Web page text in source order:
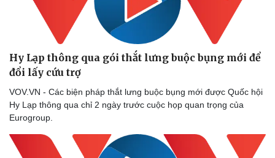
Hy Lạp thông qua gói thắt lưng buộc bụng mới để
đổi lấy cứu trợ
VOV.VN - Các biện pháp thắt lưng buộc bụng mới được Quốc hội
Hy Lạp thông qua chỉ 2 ngày trước cuộc họp quan trọng của
Eurogroup.